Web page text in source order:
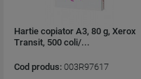
Hartie copiator A3, 80 g, Xerox
Transit, 500 coli/...
Cod produs: 003R97617